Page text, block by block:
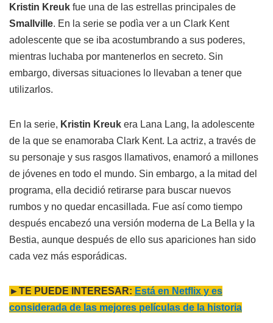
Kristin Kreuk fue una de las estrellas principales de
Smallville. En la serie se podìa ver a un Clark Kent
adolescente que se iba acostumbrando a sus poderes,
mientras luchaba por mantenerlos en secreto. Sin
embargo, diversas situaciones lo llevaban a tener que
utilizarlos.
En la serie, Kristin Kreuk era Lana Lang, la adolescente
de la que se enamoraba Clark Kent. La actriz, a través de
su personaje y sus rasgos llamativos, enamoró a millones
de jóvenes en todo el mundo. Sin embargo, a la mitad del
programa, ella decidió retirarse para buscar nuevos
rumbos y no quedar encasillada. Fue así como tiempo
después encabezó una versión moderna de La Bella y la
Bestia, aunque después de ello sus apariciones han sido
cada vez más esporádicas.
►TE PUEDE INTERESAR: Está en Netflix y es
considerada de las mejores películas de la historia